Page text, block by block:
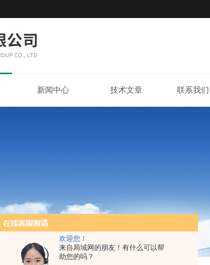
欢迎您！
来自局域网的朋友！有什么可以帮
助您的吗？
新闻中心 技术文章 联系我们